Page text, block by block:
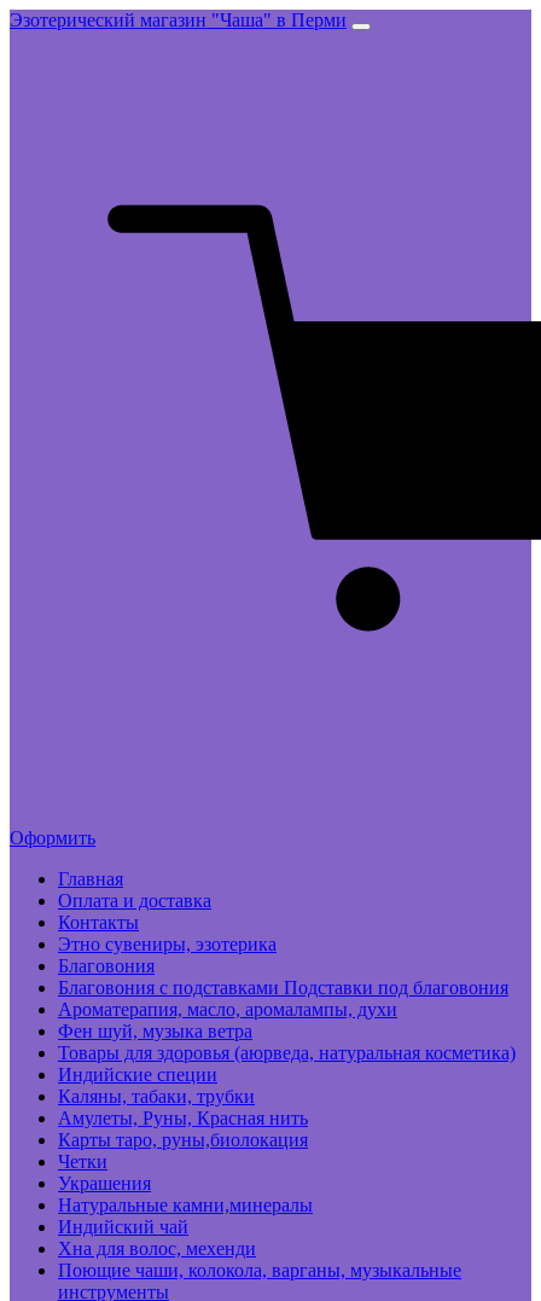
Эзотерический магазин "Чаша" в Перми
Оформить
Главная
Оплата и доставка
Контакты
Этно сувениры, эзотерика
Благовония
Благовония с подставками Подставки под благовония
Ароматерапия, масло, аромалампы, духи
Фен шуй, музыка ветра
Товары для здоровья (аюрведа, натуральная косметика)
Индийские специи
Каляны, табаки, трубки
Амулеты, Руны, Красная нить
Карты таро, руны,биолокация
Четки
Украшения
Натуральные камни,минералы
Индийский чай
Хна для волос, мехенди
Поющие чаши, колокола, варганы, музыкальные
инструменты